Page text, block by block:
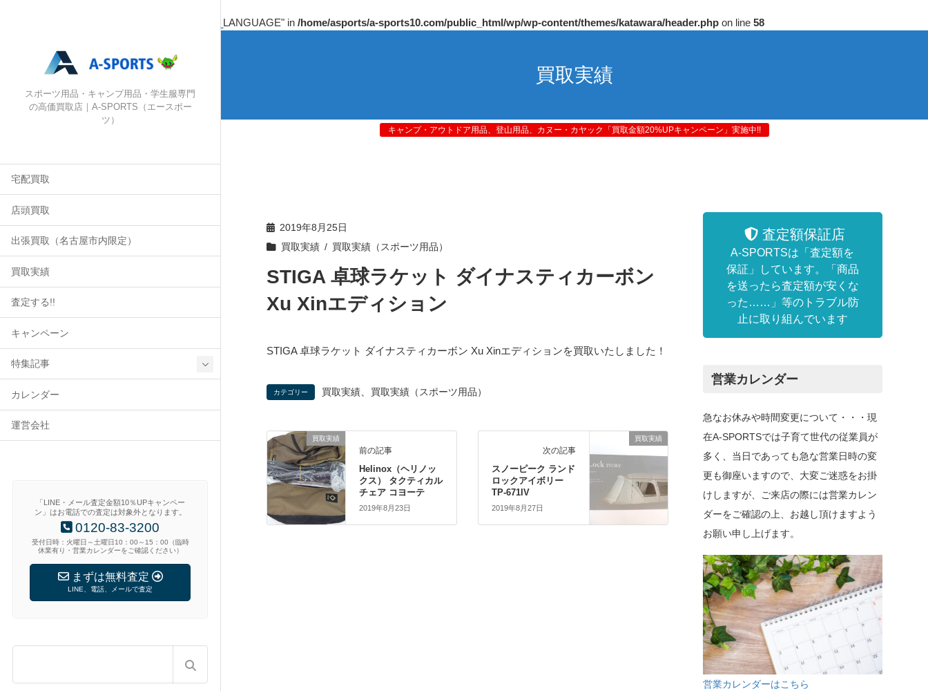
: Undefined array key "HTTP_ACCEPT_LANGUAGE" in /home/asports/a-sports10.com/public_html/wp/wp-content/themes/katawara/header.php on line 58
スポーツ用品・キャンプ用品・学生服専門
の高価買取店｜A-SPORTS（エースポー
ツ）
宅配買取
店頭買取
出張買取（名古屋市内限定）
買取実績
査定する!!
キャンペーン
特集記事
カレンダー
運営会社
「LINE・メール査定金額10％UPキャンペー
ン」はお電話での査定は対象外となります。
0120-83-3200
受付日時：火曜日～土曜日10：00～15：00（臨時
休業有り・営業カレンダーをご確認ください）
まずは無料査定
LINE、電話、メールで査定
買取実績
キャンプ・アウトドア用品、登山用品、カヌー・カヤック「買取金額20%UPキャンペーン」実施中!!
2019年8月25日
買取実績
買取実績（スポーツ用品）
STIGA 卓球ラケット ダイナスティカーボン
Xu Xinエディション
STIGA 卓球ラケット ダイナスティカーボン Xu Xinエディションを買取いたしました！
カテゴリー 買取実績 買取実績（スポーツ用品）
買取実績
前の記事
Helinox（ヘリノッ
クス） タクティカル
チェア コヨーテ
2019年8月23日
買取実績
次の記事
スノーピーク ランド
ロックアイボリー
TP-671IV
2019年8月27日
査定額保証店
A-SPORTSは「査定額を
保証」しています。「商品
を送ったら査定額が安くな
った……」等のトラブル防
止に取り組んでいます
営業カレンダー
急なお休みや時間変更について・・・現
在A-SPORTSでは子育て世代の従業員が
多く、当日であっても急な営業日時の変
更も御座いますので、大変ご迷惑をお掛
けしますが、ご来店の際には営業カレン
ダーをご確認の上、お越し頂けますよう
お願い申し上げます。
営業カレンダーはこちら